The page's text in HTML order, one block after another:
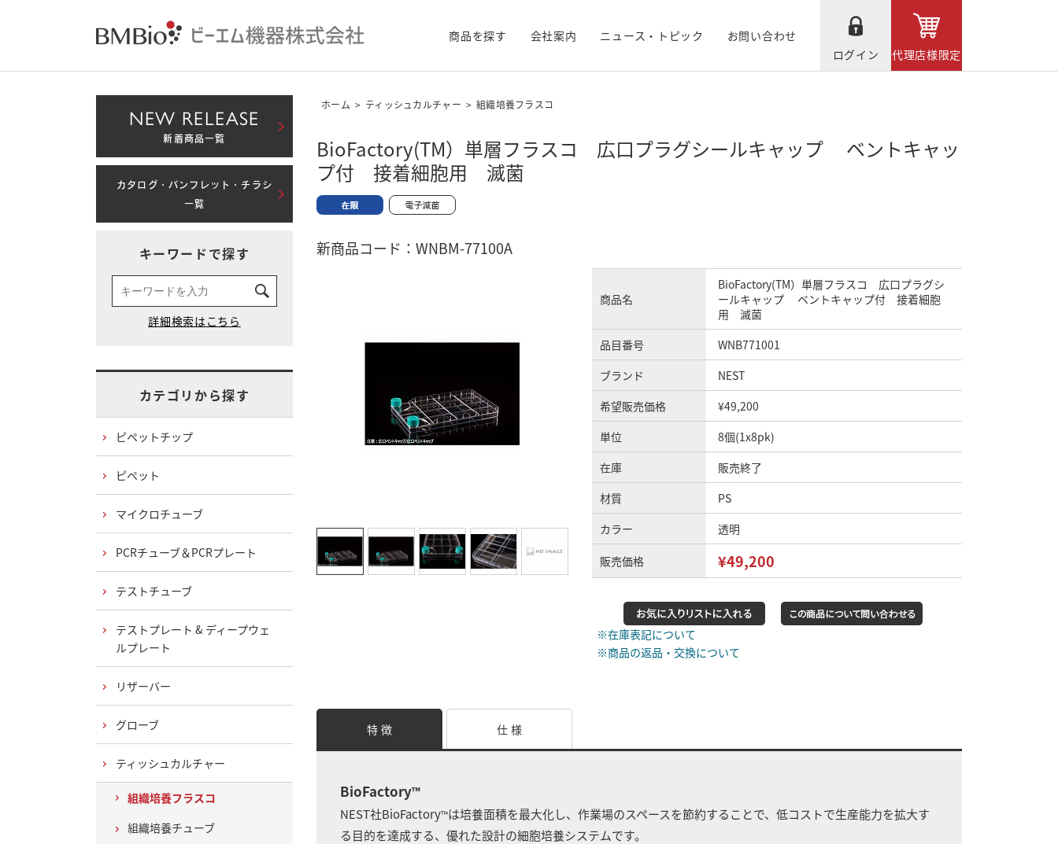
商品を探す 会社案内 ニュース・トピック
お問い合わせ
ログイン
代理店様限定
ホーム > ティッシュカルチャー > 組織培養フラスコ
BioFactory(TM）単層フラスコ 広口プラグシールキャップ ベントキャッ
プ付 接着細胞用 滅菌
新商品コード：WNBM-77100A
商品名
BioFactory(TM）単層フラスコ 広口プラグシ
ールキャップ ベントキャップ付 接着細胞
用 滅菌
品目番号
WNB771001
ブランド
NEST
希望販売価格
¥49,200
単位
8個(1x8pk)
在庫
販売終了
材質
PS
カラー
透明
販売価格 ¥49,200
※在庫表記について
※商品の返品・交換について
特 徴 仕 様
BioFactory™
NEST社BioFactory™は培養面積を最大化し、作業場のスペースを節約することで、低コストで生産能力を拡大す
る目的を達成する、優れた設計の細胞培養システムです。
NEW RELEASE
新着商品一覧
カタログ・パンフレット・チラシ
一覧
キーワードで探す
カテゴリから探す
ピペットチップ
ピペット
マイクロチューブ
PCRチューブ＆PCRプレート
テストチューブ
テストプレート & ディープウェ
ルプレート
リザーバー
グローブ
ティッシュカルチャー
組織培養フラスコ
組織培養チューブ